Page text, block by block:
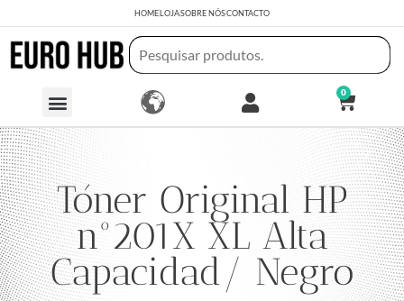
HOMELOJASOBRE NÓSCONTACTO
0
Tóner Original HP
nº201X XL Alta
Capacidad/ Negro